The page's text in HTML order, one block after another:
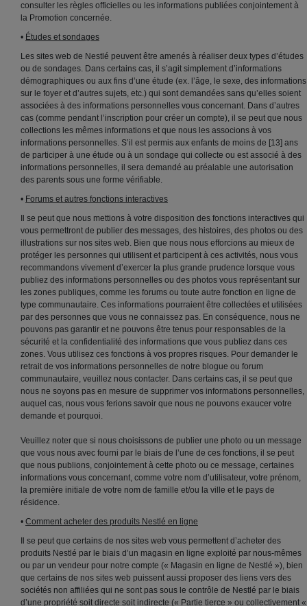
consulter les règles officielles ou les informations publiées conjointement à
la Promotion concernée.
• Études et sondages
Les sites web de Nestlé peuvent être amenés à réaliser deux types d’études
ou de sondages. Dans certains cas, il s’agit simplement d’informations
démographiques ou aux fins d’une étude (ex. l’âge, le sexe, des informations
sur le foyer et d’autres sujets, etc.) qui sont demandées sans qu’elles soient
associées à des informations personnelles vous concernant. Dans d’autres
cas (comme pendant l’inscription pour créer un compte), il se peut que nous
collections les mêmes informations et que nous les associons à vos
informations personnelles. S’il est permis aux enfants de moins de [13] ans
de participer à une étude ou à un sondage qui collecte ou est associé à des
informations personnelles, il sera demandé au préalable une autorisation
des parents sous une forme vérifiable.
• Forums et autres fonctions interactives
Il se peut que nous mettions à votre disposition des fonctions interactives qui
vous permettront de publier des messages, des histoires, des photos ou des
illustrations sur nos sites web. Bien que nous nous efforcions au mieux de
protéger les personnes qui utilisent et participent à ces activités, nous vous
recommandons vivement d’exercer la plus grande prudence lorsque vous
publiez des informations personnelles ou des photos vous représentant sur
les zones publiques, comme les forums ou toute autre fonction en ligne de
type communautaire. Ces informations pourraient être collectées et utilisées
par des personnes que vous ne connaissez pas. En conséquence, nous ne
pouvons pas garantir et ne pouvons être tenus pour responsables de la
sécurité et la confidentialité des informations que vous publiez dans ces
zones. Vous utilisez ces fonctions à vos propres risques. Pour demander le
retrait de vos informations personnelles de notre blogue ou forum
communautaire, veuillez nous contacter. Dans certains cas, il se peut que
nous ne soyons pas en mesure de supprimer vos informations personnelles,
auquel cas, nous vous ferions savoir que nous ne pouvons exaucer votre
demande et pourquoi.
Veuillez noter que si nous choisissons de publier une photo ou un message
que vous nous avec fourni par le biais de l’une de ces fonctions, il se peut
que nous publions, conjointement à cette photo ou ce message, certaines
informations vous concernant, comme votre nom d’utilisateur, votre prénom,
la première initiale de votre nom de famille et/ou la ville et le pays de
résidence.
• Comment acheter des produits Nestlé en ligne
Il se peut que certains de nos sites web vous permettent d’acheter des
produits Nestlé par le biais d’un magasin en ligne exploité par nous-mêmes
ou par un vendeur pour notre compte (« Magasin en ligne de Nestlé »), bien
que certains de nos sites web puissent aussi proposer des liens vers des
sociétés non affiliées qui ne sont pas sous le contrôle de Nestlé par le biais
d’une propriété soit directe soit indirecte (« Partie tierce » ou collectivement «